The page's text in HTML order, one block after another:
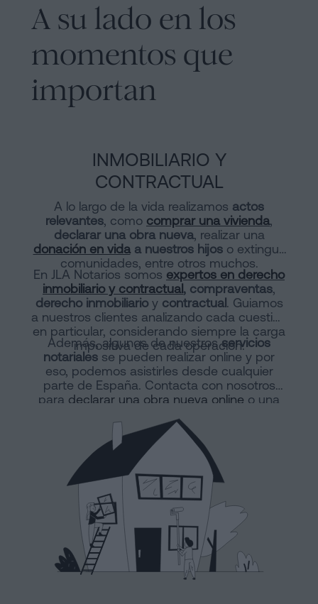
A su lado en los
momentos que
importan
INMOBILIARIO Y
CONTRACTUAL
A lo largo de la vida realizamos actos
relevantes, como comprar una vivienda,
declarar una obra nueva, realizar una
donación en vidaa nuestros hijoso extinguir
comunidades, entre otros muchos.
En JLA Notarios somos expertos en derecho
inmobiliario y contractual , compraventas,
derecho inmobiliarioy contractual . Guiamos
a nuestros clientes analizando cada cuestión
en particular, considerando siempre la carga
impositiva de cada operación.
Además, algunos de nuestrosservicios
notariales se pueden realizar online y por
eso, podemos asistirles desde cualquier
parte de España. Contacta con nosotros
para declarar una obra nueva online o una